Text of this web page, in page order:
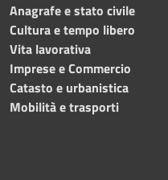
Anagrafe e stato civile
Cultura e tempo libero
Vita lavorativa
Imprese e Commercio
Catasto e urbanistica
Mobilità e trasporti